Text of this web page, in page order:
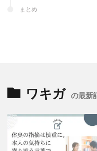
まとめ
ワキガ の最新